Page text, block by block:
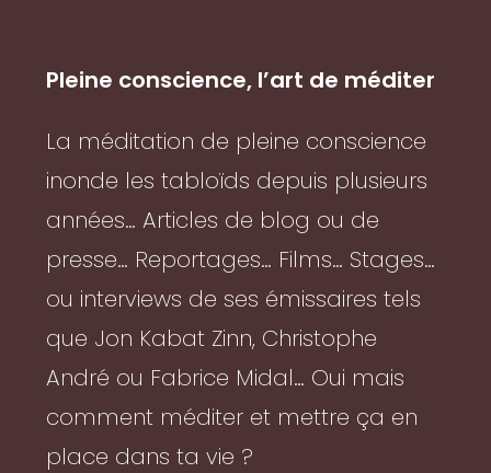
Pleine conscience, l’art de méditer
La méditation de pleine conscience
inonde les tabloïds depuis plusieurs
années… Articles de blog ou de
presse… Reportages… Films… Stages…
ou interviews de ses émissaires tels
que Jon Kabat Zinn, Christophe
André ou Fabrice Midal… Oui mais
comment méditer et mettre ça en
place dans ta vie ?